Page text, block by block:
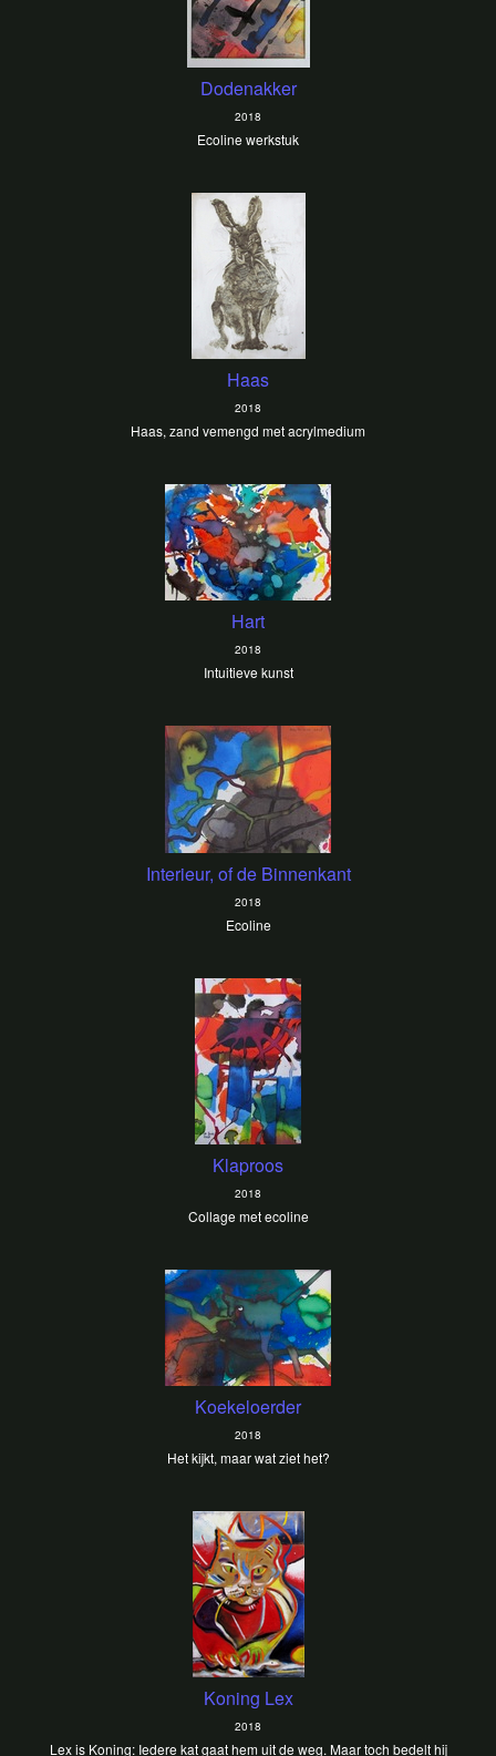
Dodenakker
2018
Ecoline werkstuk
Haas
2018
Haas, zand vemengd met acrylmedium
Hart
2018
Intuitieve kunst
Interieur, of de Binnenkant
2018
Ecoline
Klaproos
2018
Collage met ecoline
Koekeloerder
2018
Het kijkt, maar wat ziet het?
Koning Lex
2018
Lex is Koning: Iedere kat gaat hem uit de weg. Maar toch bedelt hij